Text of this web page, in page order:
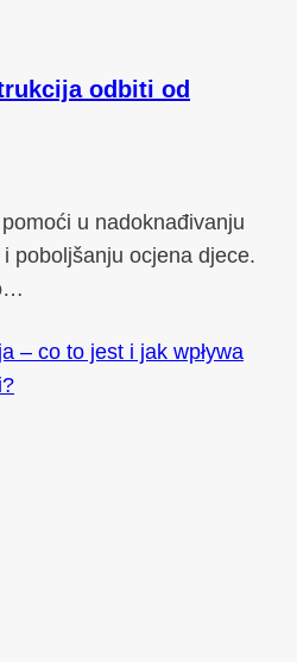
odbiti od
u nadoknađivanju
poboljšanju ocjena djece.